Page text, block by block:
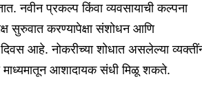
नवीन प्रकल्प किंवा व्यवसायाची कल्पना
सुरुवात करण्यापेक्षा संशोधन आणि
आहे. नोकरीच्या शोधात असलेल्या
आशादायक संधी मिळू शकते.